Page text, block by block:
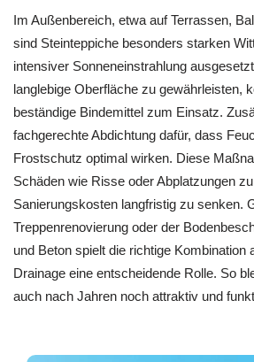
Im Außenbereich, etwa auf Terrassen,
sind Steinteppiche besonders starken
intensiver Sonneneinstrahlung
langlebige Oberfläche zu gewährleisten,
beständige Bindemittel zum Einsatz.
fachgerechte Abdichtung dafür, dass
Frostschutz optimal wirken. Diese
Schäden wie Risse oder Abplatzungen
Sanierungskosten langfristig zu senken.
Treppenrenovierung oder der
und Beton spielt die richtige Kombination
Drainage eine entscheidende Rolle. So
auch nach Jahren noch attraktiv und